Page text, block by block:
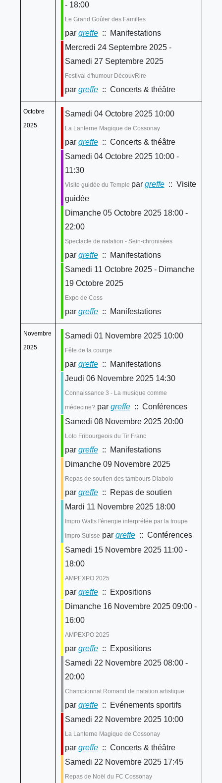
- 18:00
Le Grand Goûter des Familles
par greffe:: Manifestations
Mercredi 24 Septembre 2025 -
Samedi 27 Septembre 2025
Festival d'humour DécouvRire
par greffe:: Concerts & théâtre
Octobre
2025
Samedi 04 Octobre 2025 10:00
La Lanterne Magique de Cossonay
par greffe:: Concerts & théâtre
Samedi 04 Octobre 2025 10:00 -
11:30
Visite guidée du Temple par greffe:: Visite
guidée
Dimanche 05 Octobre 2025 18:00 -
22:00
Spectacle de natation - Sein-chronisées
par greffe:: Manifestations
Samedi 11 Octobre 2025 - Dimanche
19 Octobre 2025
Expo de Coss
par greffe:: Manifestations
Novembre
2025
Samedi 01 Novembre 2025 10:00
Fête de la courge
par greffe:: Manifestations
Jeudi 06 Novembre 2025 14:30
Connaissance 3 - La musique comme
médecine? par greffe:: Conférences
Samedi 08 Novembre 2025 20:00
Loto Fribourgeois du Tir Franc
par greffe:: Manifestations
Dimanche 09 Novembre 2025
Repas de soutien des tambours Diabolo
par greffe:: Repas de soutien
Mardi 11 Novembre 2025 18:00
Impro Watts l'énergie interprétée par la troupe
Impro Suisse par greffe:: Conférences
Samedi 15 Novembre 2025 11:00 -
18:00
AMPEXPO 2025
par greffe:: Expositions
Dimanche 16 Novembre 2025 09:00 -
16:00
AMPEXPO 2025
par greffe:: Expositions
Samedi 22 Novembre 2025 08:00 -
20:00
Championnat Romand de natation artistique
par greffe:: Evénements sportifs
Samedi 22 Novembre 2025 10:00
La Lanterne Magique de Cossonay
par greffe:: Concerts & théâtre
Samedi 22 Novembre 2025 17:45
Repas de Noël du FC Cossonay